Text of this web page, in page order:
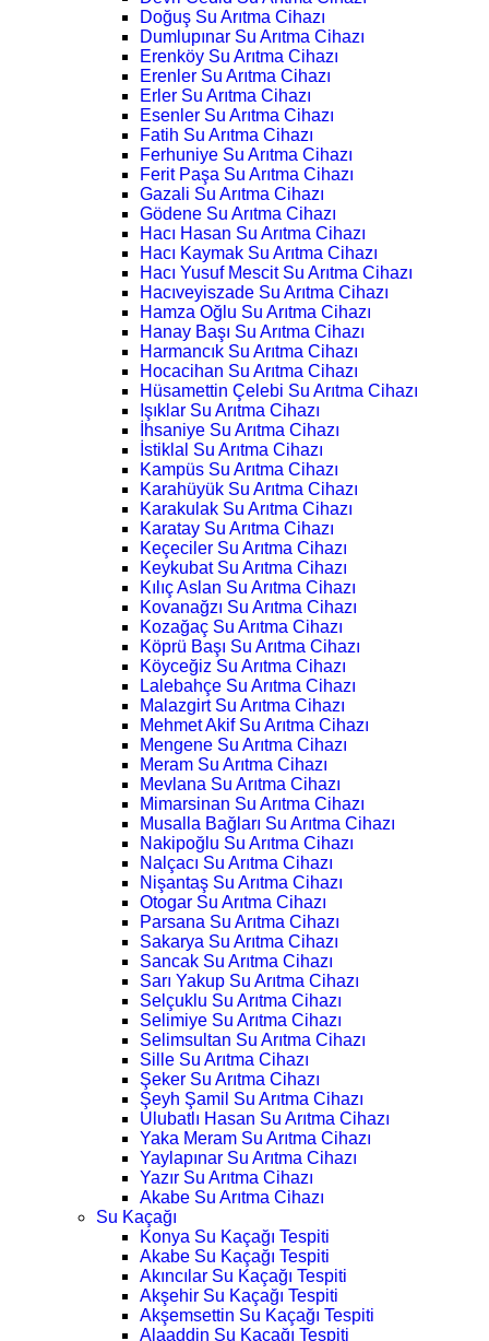
Doğuş Su Arıtma Cihazı
Dumlupınar Su Arıtma Cihazı
Erenköy Su Arıtma Cihazı
Erenler Su Arıtma Cihazı
Erler Su Arıtma Cihazı
Esenler Su Arıtma Cihazı
Fatih Su Arıtma Cihazı
Ferhuniye Su Arıtma Cihazı
Ferit Paşa Su Arıtma Cihazı
Gazali Su Arıtma Cihazı
Gödene Su Arıtma Cihazı
Hacı Hasan Su Arıtma Cihazı
Hacı Kaymak Su Arıtma Cihazı
Hacı Yusuf Mescit Su Arıtma Cihazı
Hacıveyiszade Su Arıtma Cihazı
Hamza Oğlu Su Arıtma Cihazı
Hanay Başı Su Arıtma Cihazı
Harmancık Su Arıtma Cihazı
Hocacihan Su Arıtma Cihazı
Hüsamettin Çelebi Su Arıtma Cihazı
Işıklar Su Arıtma Cihazı
İhsaniye Su Arıtma Cihazı
İstiklal Su Arıtma Cihazı
Kampüs Su Arıtma Cihazı
Karahüyük Su Arıtma Cihazı
Karakulak Su Arıtma Cihazı
Karatay Su Arıtma Cihazı
Keçeciler Su Arıtma Cihazı
Keykubat Su Arıtma Cihazı
Kılıç Aslan Su Arıtma Cihazı
Kovanağzı Su Arıtma Cihazı
Kozağaç Su Arıtma Cihazı
Köprü Başı Su Arıtma Cihazı
Köyceğiz Su Arıtma Cihazı
Lalebahçe Su Arıtma Cihazı
Malazgirt Su Arıtma Cihazı
Mehmet Akif Su Arıtma Cihazı
Mengene Su Arıtma Cihazı
Meram Su Arıtma Cihazı
Mevlana Su Arıtma Cihazı
Mimarsinan Su Arıtma Cihazı
Musalla Bağları Su Arıtma Cihazı
Nakipoğlu Su Arıtma Cihazı
Nalçacı Su Arıtma Cihazı
Nişantaş Su Arıtma Cihazı
Otogar Su Arıtma Cihazı
Parsana Su Arıtma Cihazı
Sakarya Su Arıtma Cihazı
Sancak Su Arıtma Cihazı
Sarı Yakup Su Arıtma Cihazı
Selçuklu Su Arıtma Cihazı
Selimiye Su Arıtma Cihazı
Selimsultan Su Arıtma Cihazı
Sille Su Arıtma Cihazı
Şeker Su Arıtma Cihazı
Şeyh Şamil Su Arıtma Cihazı
Ulubatlı Hasan Su Arıtma Cihazı
Yaka Meram Su Arıtma Cihazı
Yaylapınar Su Arıtma Cihazı
Yazır Su Arıtma Cihazı
Akabe Su Arıtma Cihazı
Su Kaçağı
Konya Su Kaçağı Tespiti
Akabe Su Kaçağı Tespiti
Akıncılar Su Kaçağı Tespiti
Akşehir Su Kaçağı Tespiti
Akşemsettin Su Kaçağı Tespiti
Alaaddin Su Kaçağı Tespiti